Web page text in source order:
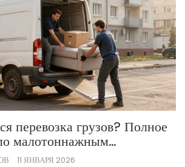
перевозка грузов? Полное
малотоннажным
11 ЯНВАРЯ 2026